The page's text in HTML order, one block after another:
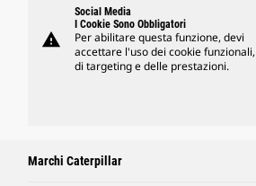
warning
Social Media
I Cookie Sono Obbligatori
Per abilitare questa funzione, devi
accettare l'uso dei cookie funzionali,
di targeting e delle prestazioni.
Marchi Caterpillar